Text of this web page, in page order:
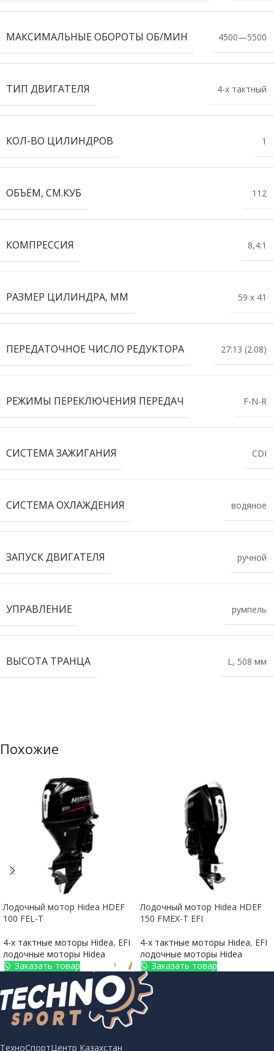
МАКСИМАЛЬНЫЕ ОБОРОТЫ ОБ/МИН 4500—5500
ТИП ДВИГАТЕЛЯ 4-х тактный
КОЛ-ВО ЦИЛИНДРОВ 1
ОБЪЁМ, СМ.КУБ 112
КОМПРЕССИЯ 8,4:1
РАЗМЕР ЦИЛИНДРА, ММ 59 x 41
ПЕРЕДАТОЧНОЕ ЧИСЛО РЕДУКТОРА 27:13 (2.08)
РЕЖИМЫ ПЕРЕКЛЮЧЕНИЯ ПЕРЕДАЧ F-N-R
СИСТЕМА ЗАЖИГАНИЯ CDI
СИСТЕМА ОХЛАЖДЕНИЯ водяное
ЗАПУСК ДВИГАТЕЛЯ ручной
УПРАВЛЕНИЕ румпель
ВЫСОТА ТРАНЦА L, 508 мм
Похожие
Лодочный мотор Hidea HDEF
100 FEL-T
4-х тактные моторы Hidea, EFI
лодочные моторы Hidea
Заказать товар
Лодочный мотор Hidea HDEF
150 FMEX-T EFI
4-х тактные моторы Hidea, EFI
лодочные моторы Hidea
Заказать товар
ТехноСпортЦентр Казахстан